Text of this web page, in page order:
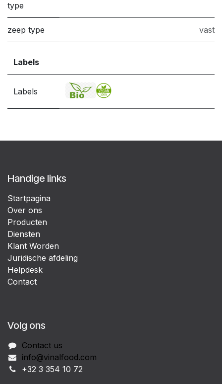
type
zeep type vast
Labels
Labels
Handige links
Startpagina
Over ons
Producten
Diensten
Klant Worden
Juridische afdeling
Helpdesk
Contact
Volg ons
Contact us
info@vinalfood.com
+32 3 354 10 72